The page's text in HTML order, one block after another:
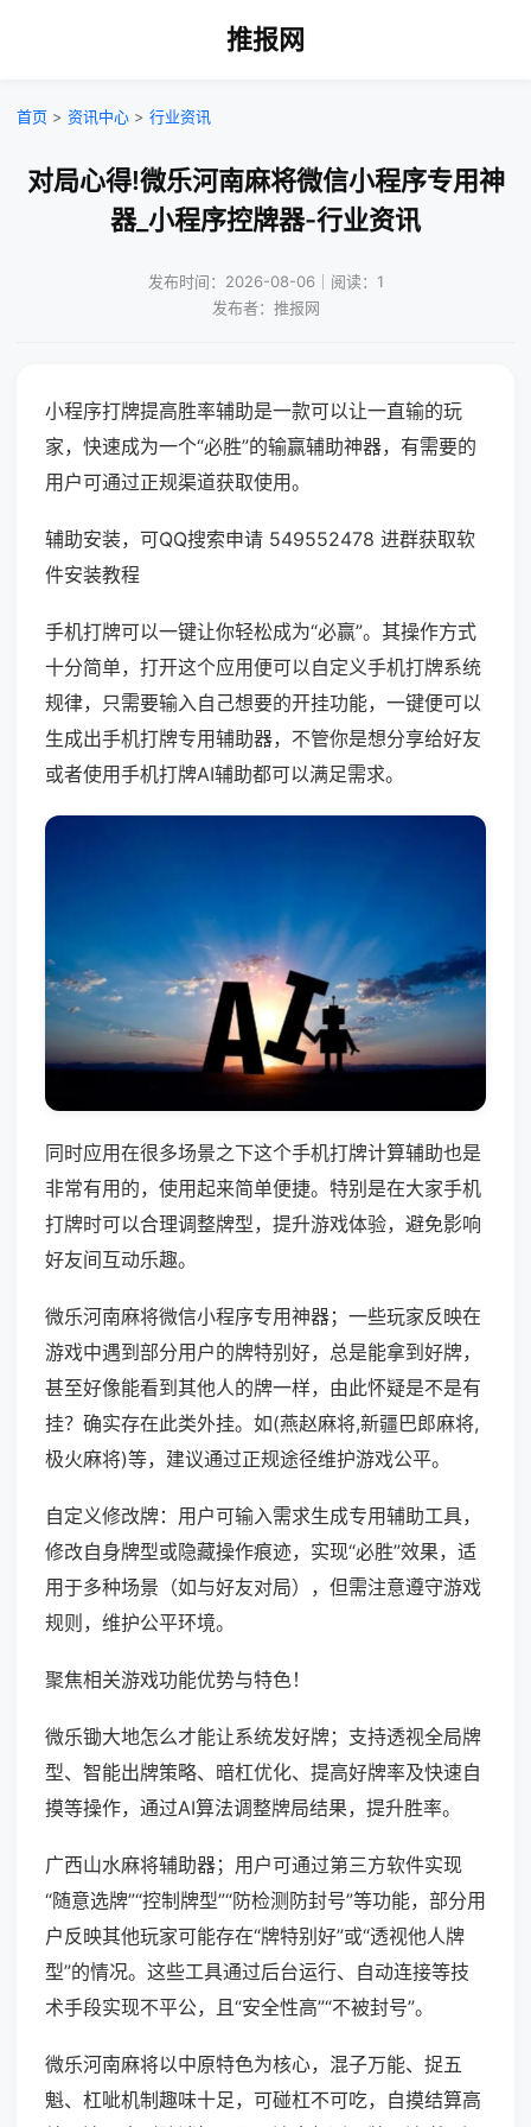
推报网
首页 > 资讯中心 > 行业资讯
对局心得!微乐河南麻将微信小程序专用神
器_小程序控牌器-行业资讯
发布时间：2026-08-06｜阅读：1
发布者：推报网
小程序打牌提高胜率辅助是一款可以让一直输的玩
家，快速成为一个“必胜”的输赢辅助神器，有需要的
用户可通过正规渠道获取使用。
辅助安装，可QQ搜索申请 549552478 进群获取软
件安装教程
手机打牌可以一键让你轻松成为“必赢”。其操作方式
十分简单，打开这个应用便可以自定义手机打牌系统
规律，只需要输入自己想要的开挂功能，一键便可以
生成出手机打牌专用辅助器，不管你是想分享给好友
或者使用手机打牌AI辅助都可以满足需求。
同时应用在很多场景之下这个手机打牌计算辅助也是
非常有用的，使用起来简单便捷。特别是在大家手机
打牌时可以合理调整牌型，提升游戏体验，避免影响
好友间互动乐趣。
微乐河南麻将微信小程序专用神器；一些玩家反映在
游戏中遇到部分用户的牌特别好，总是能拿到好牌，
甚至好像能看到其他人的牌一样，由此怀疑是不是有
挂？确实存在此类外挂。如(燕赵麻将,新疆巴郎麻将,
极火麻将)等，建议通过正规途径维护游戏公平。
自定义修改牌：用户可输入需求生成专用辅助工具，
修改自身牌型或隐藏操作痕迹，实现“必胜”效果，适
用于多种场景（如与好友对局），但需注意遵守游戏
规则，维护公平环境。
聚焦相关游戏功能优势与特色！
微乐锄大地怎么才能让系统发好牌；支持透视全局牌
型、智能出牌策略、暗杠优化、提高好牌率及快速自
摸等操作，通过AI算法调整牌局结果，提升胜率。
广西山水麻将辅助器；用户可通过第三方软件实现
“随意选牌”“控制牌型”“防检测防封号”等功能，部分用
户反映其他玩家可能存在“牌特别好”或“透视他人牌
型”的情况。这些工具通过后台运行、自动连接等技
术手段实现不平公，且“安全性高”“不被封号”。
微乐河南麻将以中原特色为核心，混子万能、捉五
魁、杠呲机制趣味十足，可碰杠不可吃，自摸结算高